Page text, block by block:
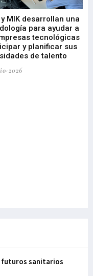
y MIK desarrollan una
para ayudar a
tecnológicas
y planificar sus
de talento
2026
futuros sanitarios